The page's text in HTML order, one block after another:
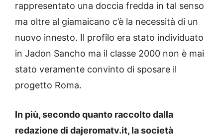
rappresentato una doccia fredda in tal senso
ma oltre al giamaicano c’è la necessità di un
nuovo innesto. Il profilo era stato individuato
in Jadon Sancho ma il classe 2000 non è mai
stato veramente convinto di sposare il
progetto Roma.
In più, secondo quanto raccolto dalla
redazione di dajeromatv.it, la società